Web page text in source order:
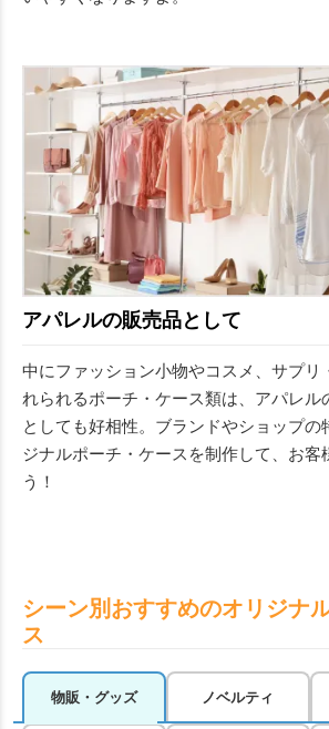
アパレルの販売品として
中にファッション小物やコスメ、サプリ
れられるポーチ・ケース類は、アパレル
としても好相性。ブランドやショップの
ジナルポーチ・ケースを制作して、お客
う！
シーン別おすすめのオリジナ
ス
物販・グッズ ノベルティ